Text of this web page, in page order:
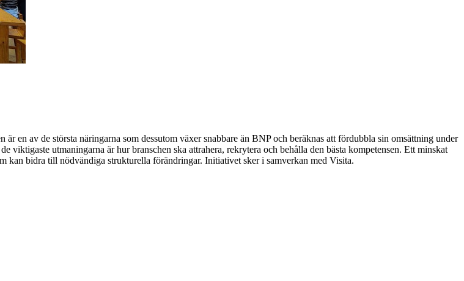
av de största näringarna som dessutom växer snabbare än BNP och beräknas att fördubbla sin omsättning under
utmaningarna är hur branschen ska attrahera, rekrytera och behålla den bästa kompetensen. Ett minskat
bidra till nödvändiga strukturella förändringar. Initiativet sker i samverkan med Visita.